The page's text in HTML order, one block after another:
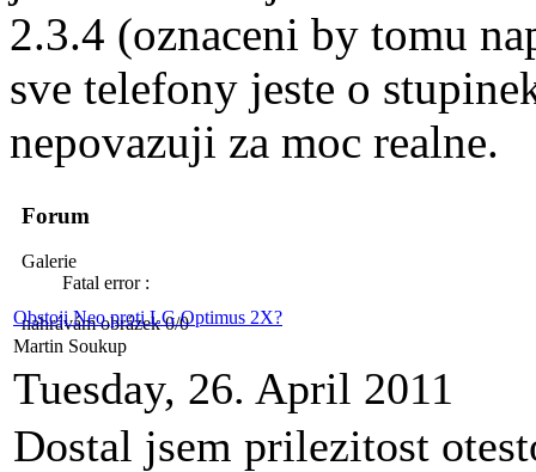
2.3.4 (oznaceni by tomu
sve telefony jeste o
nepovazuji za moc realne.
Forum
Galerie
Fatal error :
nahrávám obrázek 0/0
Obstoji Neo proti LG Optimus 2X?
Martin Soukup
Tuesday, 26. April 2011
Dostal jsem prilezitost